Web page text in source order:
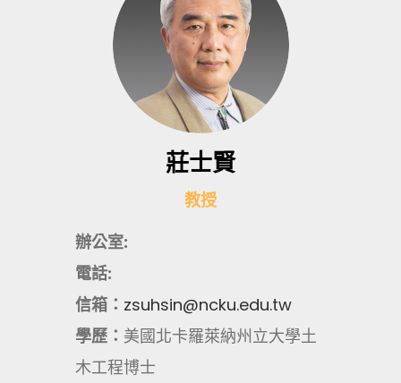
莊士賢
教授
辦公室:
電話:
信箱： zsuhsin@ncku.edu.tw
學歷： 美國北卡羅萊納州立大學土
木工程博士